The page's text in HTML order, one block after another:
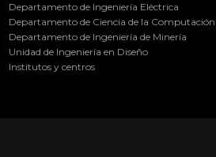
Departamento de Ingeniería Eléctrica
Departamento de Ciencia de la Computación
Departamento de Ingeniería de Minería
Unidad de Ingeniería en Diseño
Institutos y centros